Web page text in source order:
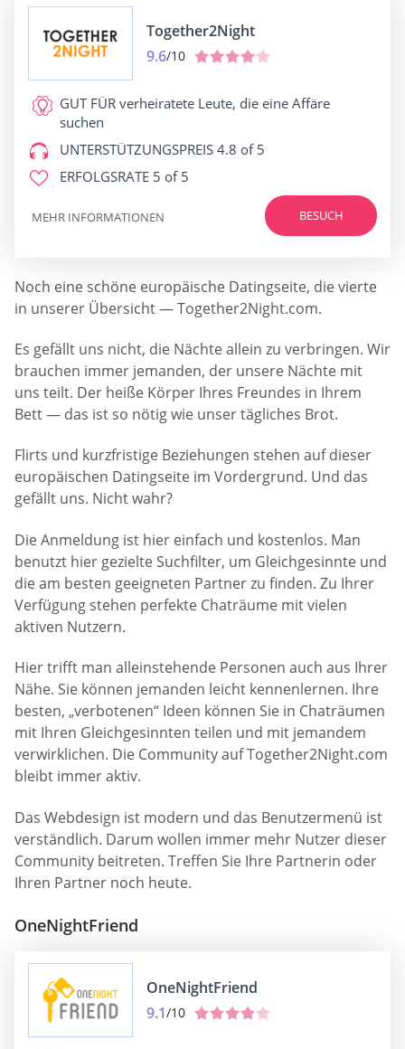
Together2Night
9.6/10
GUT FÜR verheiratete Leute, die eine Affäre
suchen
UNTERSTÜTZUNGSPREIS 4.8 of 5
ERFOLGSRATE 5 of 5
BESUCH
MEHR INFORMATIONEN
Noch eine schöne europäische Datingseite, die vierte
in unserer Übersicht — Together2Night.com.
Es gefällt uns nicht, die Nächte allein zu verbringen. Wir
brauchen immer jemanden, der unsere Nächte mit
uns teilt. Der heiße Körper Ihres Freundes in Ihrem
Bett — das ist so nötig wie unser tägliches Brot.
Flirts und kurzfristige Beziehungen stehen auf dieser
europäischen Datingseite im Vordergrund. Und das
gefällt uns. Nicht wahr?
Die Anmeldung ist hier einfach und kostenlos. Man
benutzt hier gezielte Suchfilter, um Gleichgesinnte und
die am besten geeigneten Partner zu finden. Zu Ihrer
Verfügung stehen perfekte Chaträume mit vielen
aktiven Nutzern.
Hier trifft man alleinstehende Personen auch aus Ihrer
Nähe. Sie können jemanden leicht kennenlernen. Ihre
besten, „verbotenen“ Ideen können Sie in Chaträumen
mit Ihren Gleichgesinnten teilen und mit jemandem
verwirklichen. Die Community auf Together2Night.com
bleibt immer aktiv.
Das Webdesign ist modern und das Benutzermenü ist
verständlich. Darum wollen immer mehr Nutzer dieser
Community beitreten. Treffen Sie Ihre Partnerin oder
Ihren Partner noch heute.
OneNightFriend
OneNightFriend
9.1/10